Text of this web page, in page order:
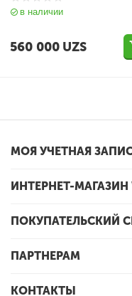
в наличии
560 000 UZS
МОЯ УЧЕТНАЯ
ИНТЕРНЕТ-МАГАЗИН
ПОКУПАТЕЛЬСКИЙ
ПАРТНЕРАМ
КОНТАКТЫ